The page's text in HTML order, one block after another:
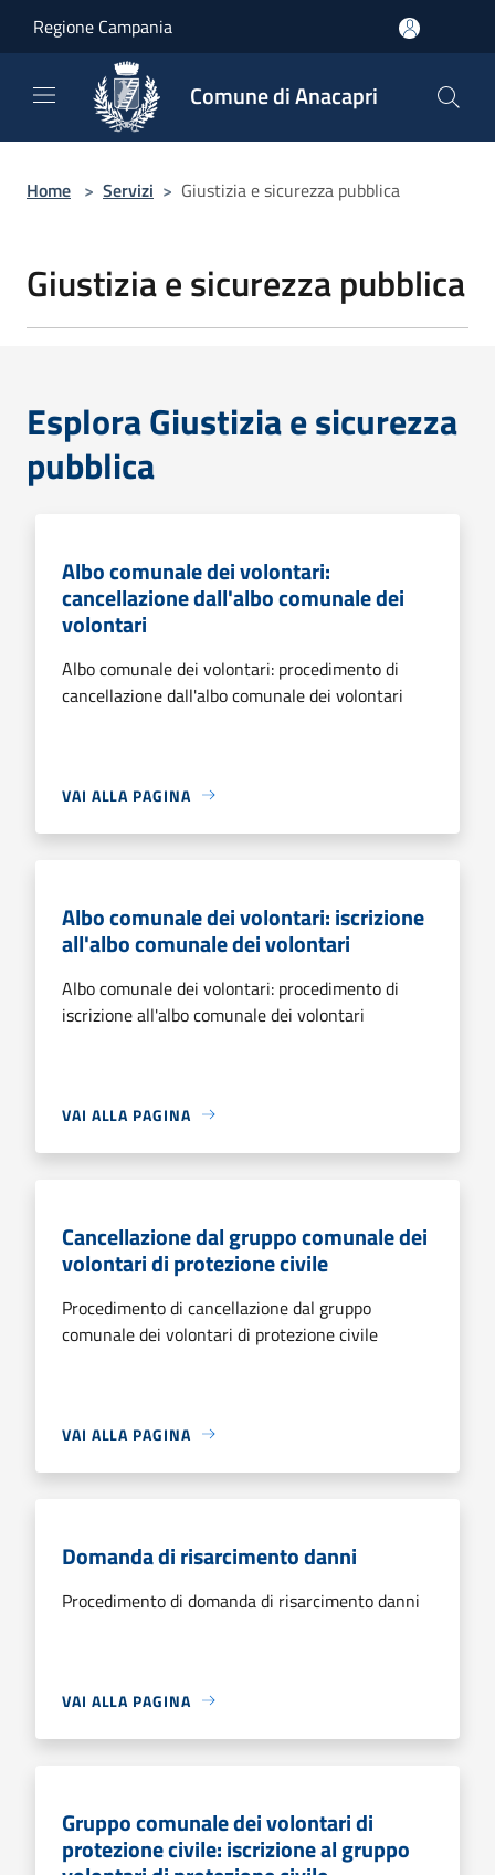
Regione Campania
Comune di Anacapri
Home > Servizi > Giustizia e sicurezza pubblica
Giustizia e sicurezza pubblica
Esplora Giustizia e sicurezza
pubblica
Albo comunale dei volontari:
cancellazione dall'albo comunale dei
volontari
Albo comunale dei volontari: procedimento di
cancellazione dall'albo comunale dei volontari
VAI ALLA PAGINA
Albo comunale dei volontari: iscrizione
all'albo comunale dei volontari
Albo comunale dei volontari: procedimento di
iscrizione all'albo comunale dei volontari
VAI ALLA PAGINA
Cancellazione dal gruppo comunale dei
volontari di protezione civile
Procedimento di cancellazione dal gruppo
comunale dei volontari di protezione civile
VAI ALLA PAGINA
Domanda di risarcimento danni
Procedimento di domanda di risarcimento danni
VAI ALLA PAGINA
Gruppo comunale dei volontari di
protezione civile: iscrizione al gruppo